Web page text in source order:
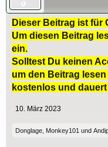
Dieser Beitrag ist für
Um diesen Beitrag
ein.
Solltest Du keinen
um den Beitrag
kostenlos und
10. März 2023
Donglage Monkey101 und